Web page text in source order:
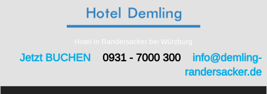
Hotel in Randersacker bei Würzburg
Jetzt BUCHEN0931 - 7000 300 info@demling-
randersacker.de